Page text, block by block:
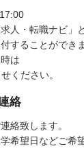
人・転職ナビ」
することができま
は
ください。
絡
絡致します。
希望日などご希